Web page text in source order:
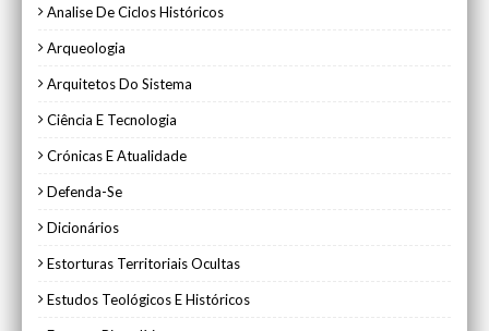
Analise De Ciclos Históricos
Arqueologia
Arquitetos Do Sistema
Ciência E Tecnologia
Crónicas E Atualidade
Defenda-Se
Dicionários
Estorturas Territoriais Ocultas
Estudos Teológicos E Históricos